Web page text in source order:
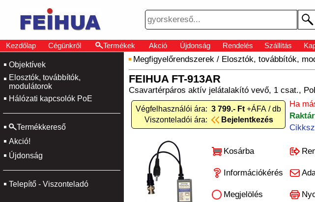
Kezdőlap Cégünkről Termékek Akció Újdonság Rendelés Szállítás
Objektívek
Elosztók, továbbítók,
modulátorok
Hálózati kapcsolók PoE
Termékkereső
Akció!
Újdonság
Telepítő - Viszonteladó
Megfigyelőrendszerek / Elosztók, továbbítók,
FEIHUA FT-913AR
Csavartérpáros aktív jelátalakító vevő, 1 csat.,
Végfelhasználói ára: 3 799.- Ft +ÁFA / db
Viszonteladói ára:
Bejelentkezés
Ha
Kosárba
Információkérés
Megjelölés